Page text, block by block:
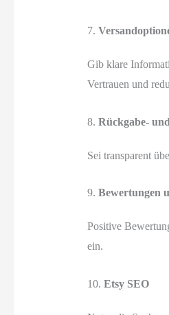
7.
Gib klare
Vertrauen und
8. Rückgabe-
Sei transparent
9. Bewertungen
Positive
ein.
10. Etsy SEO